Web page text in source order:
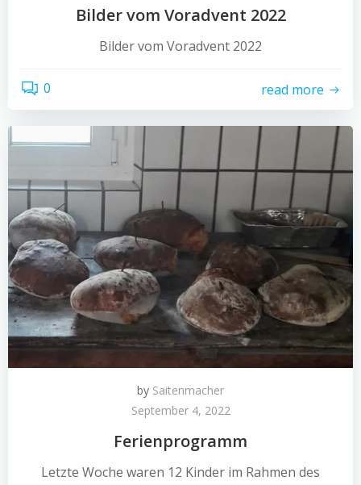
Bilder vom Voradvent 2022
Bilder vom Voradvent 2022
0 read more
by Saitenmacher
September 4, 2022
Ferienprogramm
Letzte Woche waren 12 Kinder im Rahmen des